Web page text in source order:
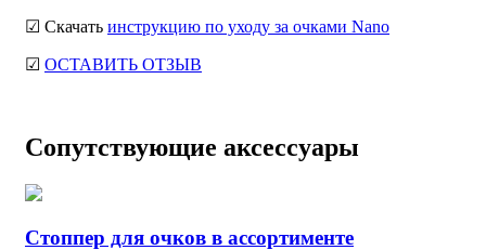
☑ Скачать инструкцию по уходу за очками Nano
☑ ОСТАВИТЬ ОТЗЫВ
Сопутствующие аксессуары
Стоппер для очков в ассортименте